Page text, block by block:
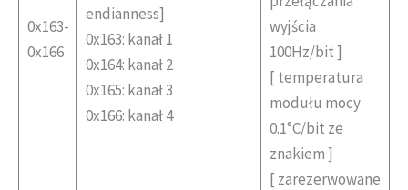
0x163-
0x166
endianness]
0x163: kanał 1
0x164: kanał 2
0x165: kanał 3
0x166: kanał 4
wyjścia
100Hz/bit ]
[ temperatura
modułu mocy
0.1°C/bit ze
znakiem ]
[ zarezerwowane